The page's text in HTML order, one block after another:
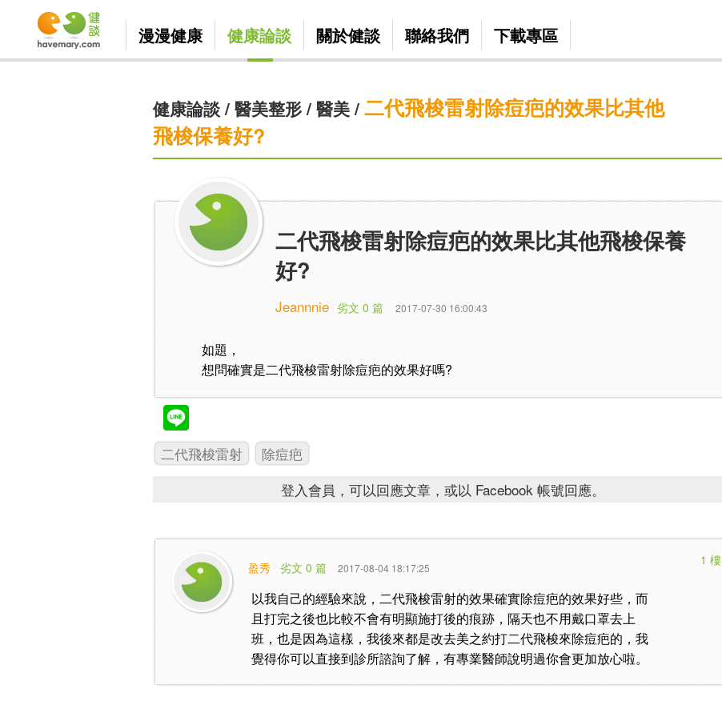
漫漫健康 健康論談 關於健談 聯絡我們 下載專區
健康論談/ 醫美整形/ 醫美/ 二代飛梭雷射除痘疤的效果比其他
飛梭保養好?
二代飛梭雷射除痘疤的效果比其他飛梭保養
好?
Jeannnie 劣文 0 篇 2017-07-30 16:00:43
如題，
想問確實是二代飛梭雷射除痘疤的效果好嗎?
二代飛梭雷射
除痘疤
登入會員，可以回應文章，或以 Facebook 帳號回應。
盈秀 劣文 0 篇 2017-08-04 18:17:25
1 樓
以我自己的經驗來說，二代飛梭雷射的效果確實除痘疤的效果好些，而
且打完之後也比較不會有明顯施打後的痕跡，隔天也不用戴口罩去上
班，也是因為這樣，我後來都是改去美之約打二代飛梭來除痘疤的，我
覺得你可以直接到診所諮詢了解，有專業醫師說明過你會更加放心啦。